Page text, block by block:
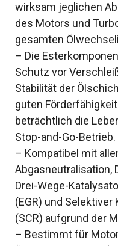
wirksam jeglichen
des Motors und
gesamten
– Die
Schutz vor
Stabilität der
guten
beträchtlich die
Stop-and-Go-Betrieb.
– Kompatibel mit
Abgasneutralisation,
Drei-Wege-
(EGR) und
(SCR) aufgrund der
– Bestimmt für